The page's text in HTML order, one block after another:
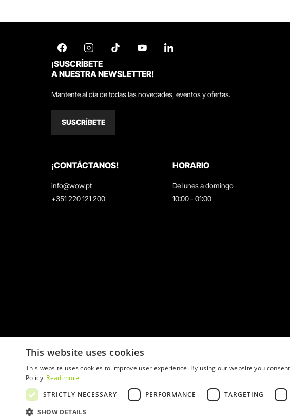
¡SUSCRÍBETE
A NUESTRA NEWSLETTER!
Mantente al día de todas las novedades, eventos y ofertas.
SUSCRÍBETE
¡CONTÁCTANOS!
info@wow.pt
+351 220 121 200
HORARIO
De lunes a domingo
10:00 - 01:00
This website uses cookies
This website uses cookies to improve user experience. By using our website you
Policy. Read more
STRICTLY NECESSARY
PERFORMANCE TARGETING
SHOW DETAILS